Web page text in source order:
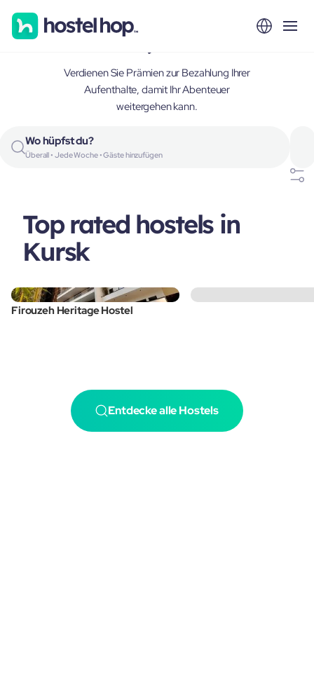
Kursk, Russia
Verdienen Sie Prämien zur Bezahlung Ihrer
Aufenthalte, damit Ihr Abenteuer
weitergehen kann.
Wo hüpfst du?
Überall • Jede Woche • Gäste hinzufügen
Top rated hostels in
Kursk
Firouzeh Heritage Hostel
Entdecke alle Hostels